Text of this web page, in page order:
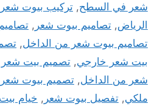
شعر في السطح, تركيب بيوت شعر
الرياض, تصاميم بيوت شعر ,
تصاميم بيوت شعر من الداخل,
بيت شعر خارجي, تصميم بيت
شعر من الداخل, تصميم بيوت شعر
ملكي, تفصيل بيوت شعر , خيام